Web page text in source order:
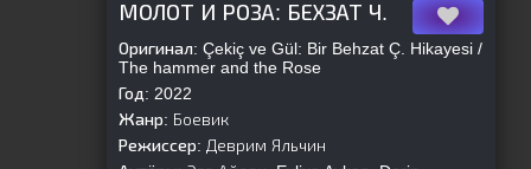
МОЛОТ И РОЗА: БЕХЗАТ Ч.
Оригинал: Çekiç ve Gül: Bir Behzat Ç. Hikayesi /
The hammer and the Rose
Год: 2022
Жанр: Боевик
Режиссер: Деврим Яльчин